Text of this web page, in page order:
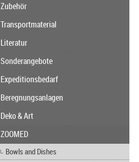
Zubehör
Transportmaterial
Literatur
Sonderangebote
Expeditionsbedarf
Beregnungsanlagen
Deko & Art
ZOOMED
Bowls and Dishes